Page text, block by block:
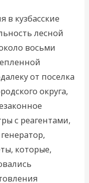
в кузбасские
лесной
восьми
от поселка
округа,
с реагентами,
которые,